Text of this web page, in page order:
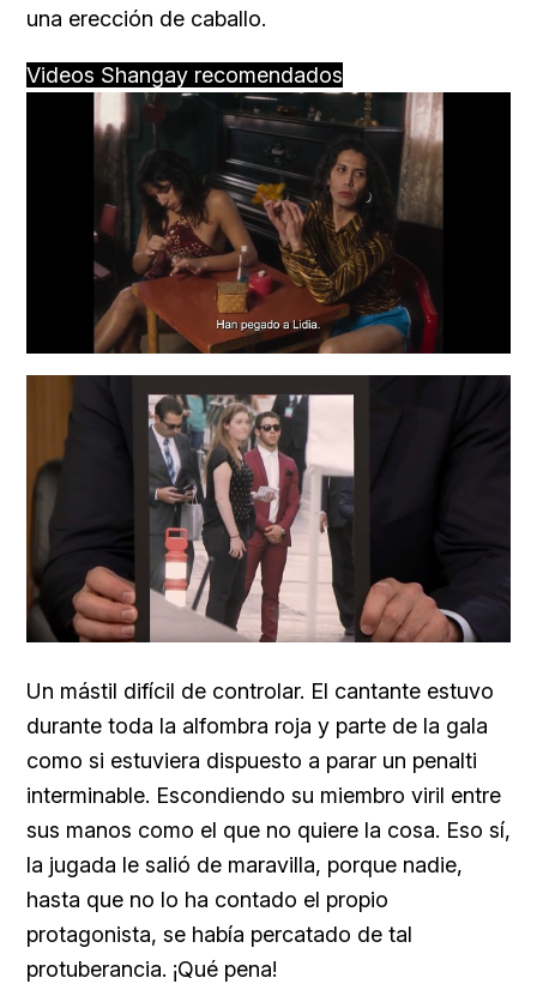
una erección de caballo.
Videos Shangay recomendados
Unmute Loaded:
57.99%
Un mástil difícil de controlar. El cantante estuvo
durante toda la alfombra roja y parte de la gala
como si estuviera dispuesto a parar un penalti
interminable. Escondiendo su miembro viril entre
sus manos como el que no quiere la cosa. Eso sí,
la jugada le salió de maravilla, porque nadie,
hasta que no lo ha contado el propio
protagonista, se había percatado de tal
protuberancia. ¡Qué pena!